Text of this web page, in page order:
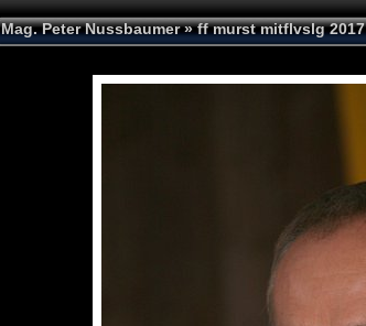
Mag. Peter Nussbaumer»ff murst mitflvslg 2017